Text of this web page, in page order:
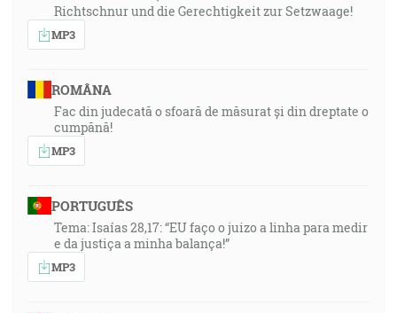
Richtschnur und die Gerechtigkeit zur Setzwaage!
MP3
ROMÂNA
Fac din judecată o sfoară de măsurat și din dreptate o
cumpănă!
MP3
PORTUGUÊS
Tema: Isaías 28,17: “EU faço o juizo a linha para medir
e da justiça a minha balança!”
MP3